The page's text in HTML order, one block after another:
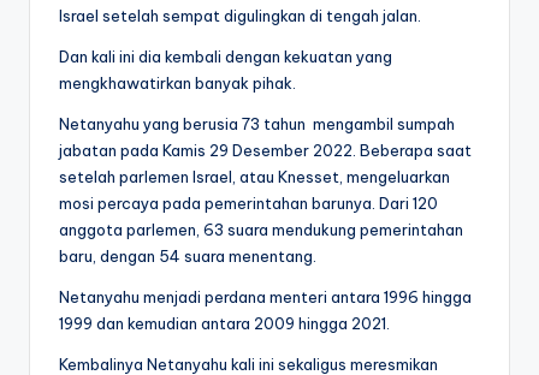
Israel setelah sempat digulingkan di tengah jalan.
Dan kali ini dia kembali dengan kekuatan yang
mengkhawatirkan banyak pihak.
Netanyahu yang berusia 73 tahun mengambil sumpah
jabatan pada Kamis 29 Desember 2022. Beberapa saat
setelah parlemen Israel, atau Knesset, mengeluarkan
mosi percaya pada pemerintahan barunya. Dari 120
anggota parlemen, 63 suara mendukung pemerintahan
baru, dengan 54 suara menentang.
Netanyahu menjadi perdana menteri antara 1996 hingga
1999 dan kemudian antara 2009 hingga 2021.
Kembalinya Netanyahu kali ini sekaligus meresmikan